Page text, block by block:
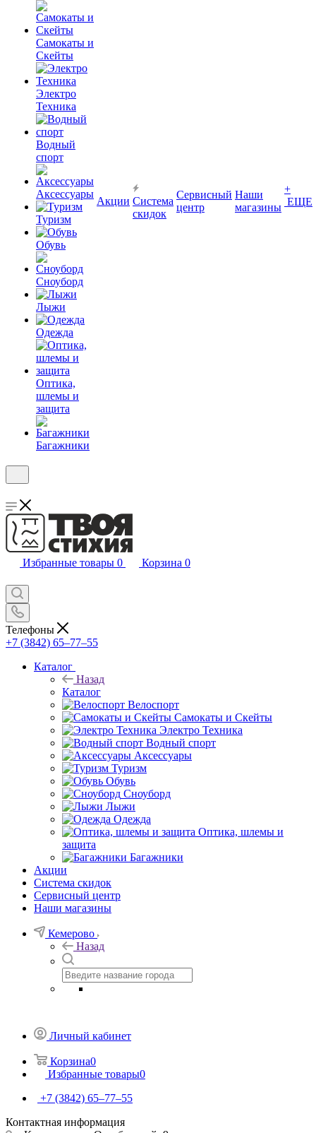
Самокаты и
Скейты
Электро
Техника
Водный
спорт
Аксессуары
Туризм
Обувь
Сноуборд
Лыжи
Одежда
Оптика,
шлемы и
защита
Багажники
Акции Система
скидок
Сервисный
центр
Наши
магазины
+
ЕЩЕ
Избранные товары 0 Корзина 0
Телефоны
+7 (3842) 65–77–55
Каталог
Назад
Каталог
Велоспорт
Самокаты и Скейты
Электро Техника
Водный спорт
Аксессуары
Туризм
Обувь
Сноуборд
Лыжи
Одежда
Оптика, шлемы и
защита
Багажники
Акции
Система скидок
Сервисный центр
Наши магазины
Кемерово
Назад
Личный кабинет
Корзина0
Избранные товары0
+7 (3842) 65–77–55
Контактная информация